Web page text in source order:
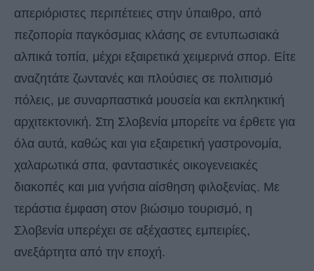
απεριόριστες περιπέτειες στην ύπαιθρο, από
πεζοπορία παγκόσμιας κλάσης σε εντυπωσιακά
αλπικά τοπία, μέχρι εξαιρετικά χειμερινά σπορ. Είτε
αναζητάτε ζωντανές και πλούσιες σε πολιτισμό
πόλεις, με συναρπαστικά μουσεία και εκπληκτική
αρχιτεκτονική. Στη Σλοβενία ​​μπορείτε να έρθετε για
όλα αυτά, καθώς και για εξαιρετική γαστρονομία,
χαλαρωτικά σπα, φανταστικές οικογενειακές
διακοπές και μια γνήσια αίσθηση φιλοξενίας. Με
τεράστια έμφαση στον βιώσιμο τουρισμό, η
Σλοβενία ​​υπερέχει σε αξέχαστες εμπειρίες,
ανεξάρτητα από την εποχή.